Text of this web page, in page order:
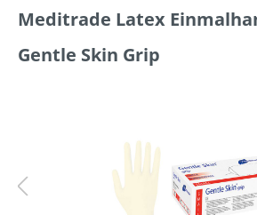
Meditrade Latex
Gentle Skin Grip